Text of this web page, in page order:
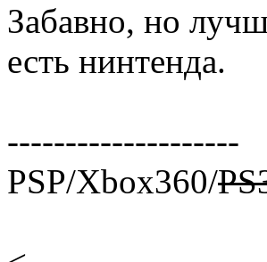
Забавно, но
есть нинтенда.
--------------------
PSP/Xbox360/